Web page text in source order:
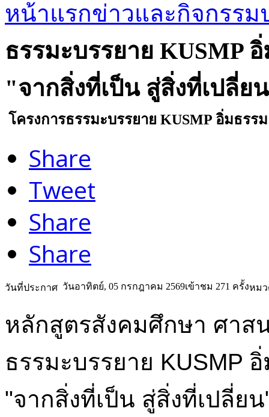
หน้าแรกข่าวและกิจกรรม
ธรรมะบรรยาย KUSMP
"จากสิ่งที่เป็น สู่สิ่งที่เปลี่ย
โครงการธรรมะบรรยาย KUSMP อิ่มธร
Share
Tweet
Share
Share
วันที่ประกาศ วันอาทิตย์, 05 กรกฎาคม 2569เข้าชม 271 ครั้งหม
หลักสูตรสังคมศึกษา ศาส
ธรรมะบรรยาย KUSMP
"จากสิ่งที่เป็น สู่สิ่งที่เปลี่